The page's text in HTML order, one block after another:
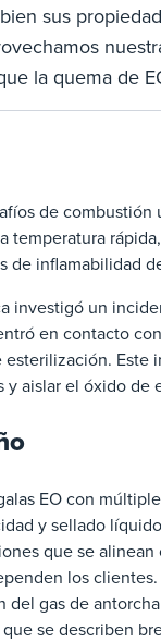
sus
la quema de
de
temperatura
de inflamabilidad
investigó un
en contacto
esterilización.
y aislar el óxido
EO con
y sellado
que se
los
gas de
se describen